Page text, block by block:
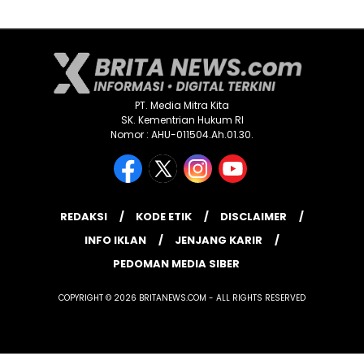
PT. Media Mitra Kita
SK. Kementrian Hukum RI
Nomor : AHU-011504.Ah.01.30.
REDAKSI KODE ETIK
DISCLAIMER
INFO IKLAN
JENJANG KARIR
PEDOMAN MEDIA SIBER
COPYRIGHT © 2026 BRITANEWS.COM - ALL RIGHTS RESERVED